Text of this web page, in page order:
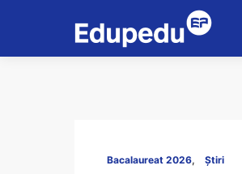
Bacalaureat 2026 Știri